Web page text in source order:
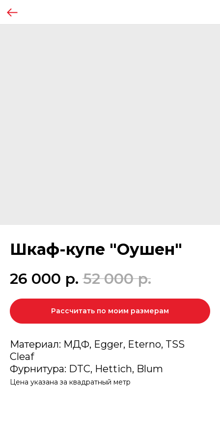
Шкаф-купе "Оушен"
26 000 р. 52 000 р.
Рассчитать по моим размерам
Материал: МДФ, Egger, Eterno, TSS
Cleaf
Фурнитура: DTC, Hettich, Blum
Цена указана за квадратный метр